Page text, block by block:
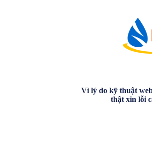
Vì lý do kỹ thuật
thật xin lỗi